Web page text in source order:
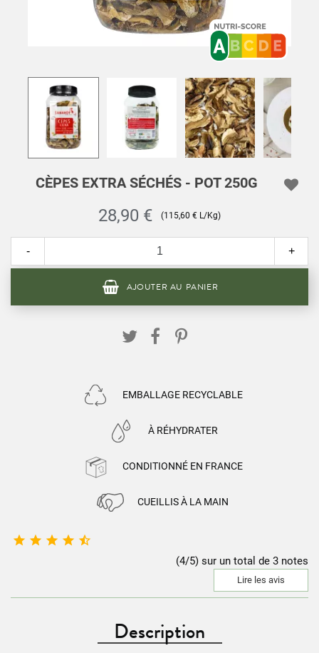
CÈPES EXTRA SÉCHÉS - POT 250G
28,90 € (115,60 € L/Kg)
- +
AJOUTER AU PANIER
EMBALLAGE RECYCLABLE
À RÉHYDRATER
CONDITIONNÉ EN FRANCE
CUEILLIS À LA MAIN
    
(4/5) sur un total de 3 notes
Lire les avis
Description